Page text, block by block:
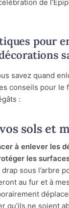
de
pour
savez quand
conseils pour le
:
sols et
à enlever les
les
sous l’arbre
au fur et à
qu’ils ne soient